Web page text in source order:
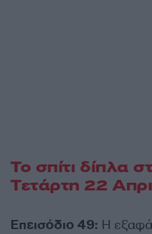
Το σπίτι δίπλα
Τετάρτη 22
Επεισόδιο 49: Η